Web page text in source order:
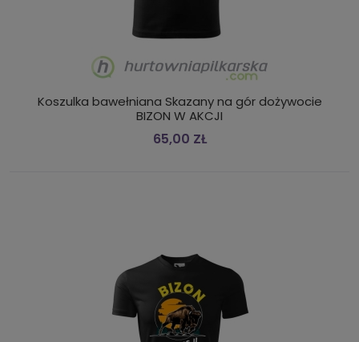
Koszulka bawełniana Skazany na gór dożywocie
BIZON W AKCJI
65,00 ZŁ